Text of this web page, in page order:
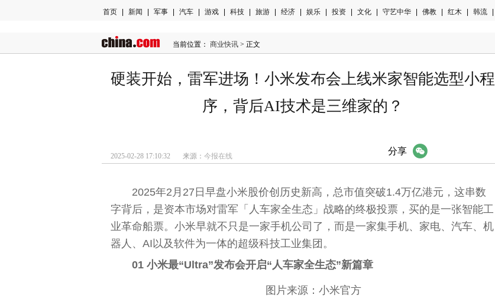
首页 新闻 军事 汽车 游戏 科技 旅游 经济 娱乐 投资 文化 守艺中华 佛教 红木 韩流
当前位置： 商业快讯 > 正文
硬装开始，雷军进场！小米发布会上线米家智能选型小程
序，背后AI技术是三维家的？
2025-02-28 17:10:32 来源： 今报在线 分享
2025年2月27日早盘小米股价创历史新高， 总市值突破1.4万亿港元，这串数
字背后，是资本市场对雷军「人车家全生态」战略的终极投票，买的是一张智能工
业革命船票。小米早就不只是一家手机公司了，而是一家集手机、家电、汽车、机
器人、AI以及软件为一体的超级科技工业集团。
01 小米最“Ultra”发布会开启“人车家全生态”新篇章
图片来源：小米官方